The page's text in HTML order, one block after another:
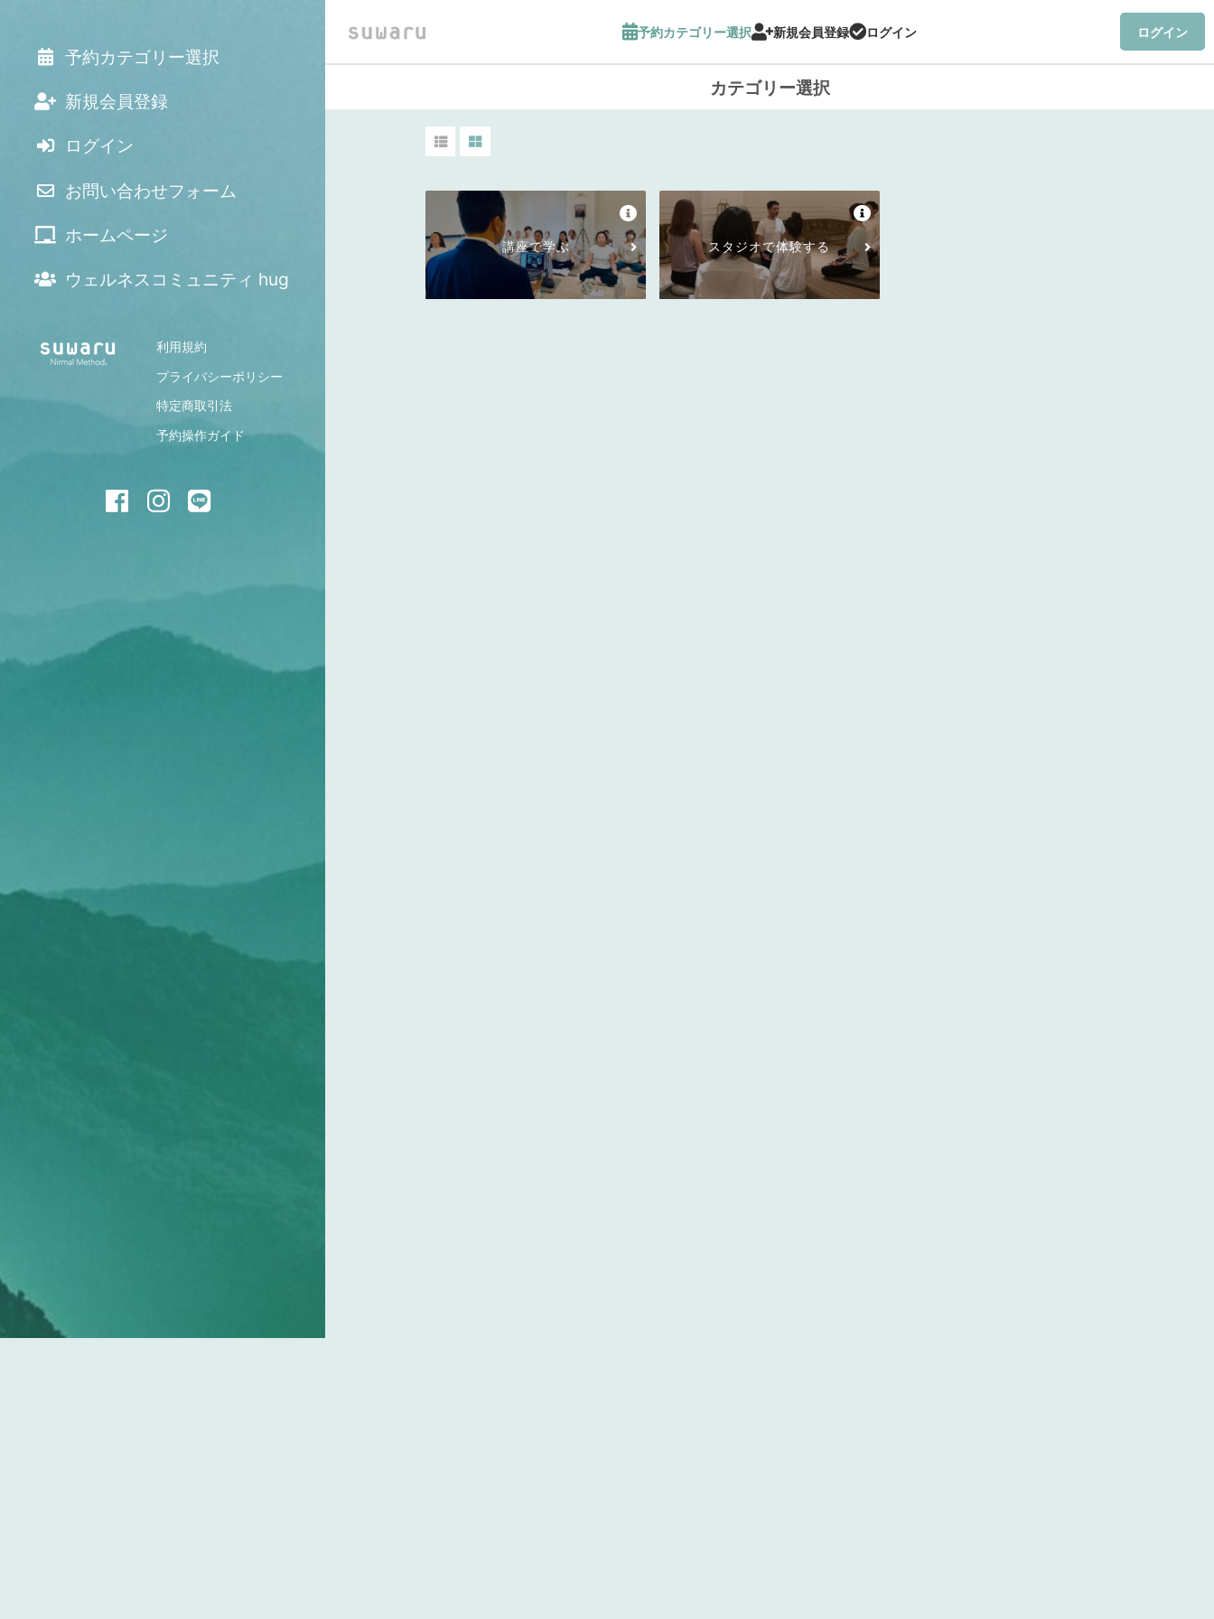
予約カテゴリー選択 新規会員登録 ログイン ログイン
カテゴリー選択
講座で学ぶ スタジオで体験する
予約カテゴリー選択
新規会員登録
ログイン
お問い合わせフォーム
ホームページ
ウェルネスコミュニティ hug
利用規約
プライバシーポリシー
特定商取引法
予約操作ガイド